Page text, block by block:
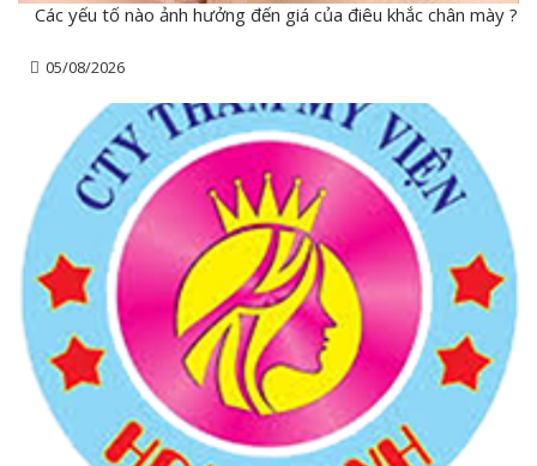
Các yếu tố nào ảnh hưởng đến giá của điêu khắc chân mày ?
05/08/2026